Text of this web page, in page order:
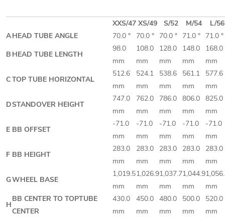
XXS/47 XS/49 S/52 M/54
L/56
AHEAD TUBE ANGLE 70.0 ° 70.0 ° 70.0 ° 71.0 ° 71.0 °
B HEAD TUBE LENGTH
98.0
mm
108.0
mm
128.0
mm
148.0
mm
168.0
mm
CTOP TUBE HORIZONTAL
512.6
mm
524.1
mm
538.6
mm
561.1
mm
577.6
mm
DSTANDOVER HEIGHT
747.0
mm
762.0
mm
786.0
mm
806.0
mm
825.0
mm
E BB OFFSET
-71.0
mm
-71.0
mm
-71.0
mm
-71.0
mm
-71.0
mm
F BB HEIGHT
283.0
mm
283.0
mm
283.0
mm
283.0
mm
283.0
mm
GWHEEL BASE
1,019.5
mm
1,026.9
mm
1,037.7
mm
1,044.9
mm
mm
H
BB CENTER TO TOPTUBE
CENTER
430.0
mm
450.0
mm
480.0
mm
500.0
mm
520.0
mm